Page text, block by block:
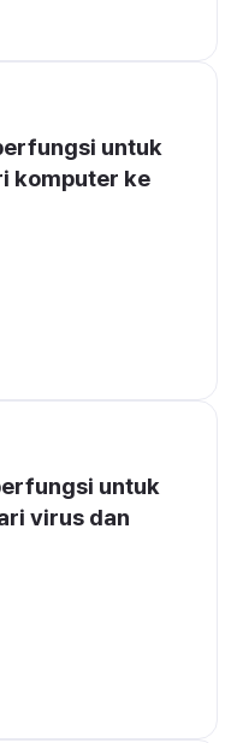
untuk
komputer ke
untuk
virus dan